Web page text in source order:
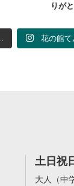
りが
花の館
土日祝
大人（中